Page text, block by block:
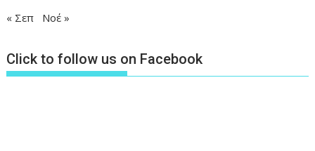
« Σεπ Νοέ »
Click to follow us on Facebook